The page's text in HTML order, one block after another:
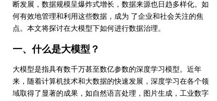
断发展，数据规模呈爆炸式增长，数据来源也日趋多样化。如
何有效地管理和利用这些数据，成为 了企业和社会关注的焦
点。本文将探讨在大模型下如何进行数据治理。
一、什么是大模型？
大模型是指具有数千万甚至数亿参数的深度学习模型。近年
来，随着计算机技术和大数据的快速发展，深度学习在各个领
域取得了显著的成果，如自然语言处理，图片生成，工业数字